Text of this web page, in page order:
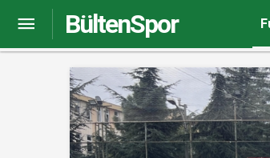
BültenSpor
Yeni Malatyaspor, Gençlerbirliği